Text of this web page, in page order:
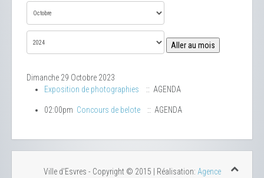
Aller au mois
Dimanche 29 Octobre 2023
Exposition de photographies
:: AGENDA
02:00pm Concours de belote :: AGENDA
Ville d'Esvres - Copyright © 2015 | Réalisation: Agence